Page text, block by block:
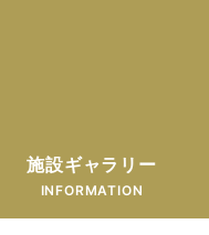
施設ギャラリー
INFORMATION